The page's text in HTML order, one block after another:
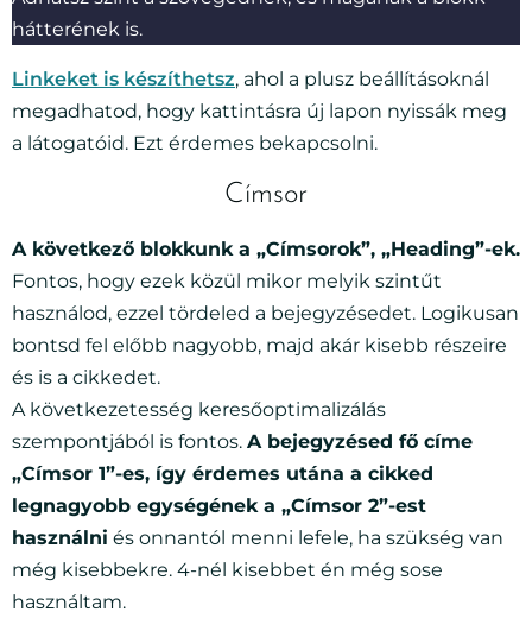
hátterének is.
Linkeket is készíthetsz, ahol a plusz beállításoknál
megadhatod, hogy kattintásra új lapon nyissák meg
a látogatóid. Ezt érdemes bekapcsolni.
Címsor
A következő blokkunk a „Címsorok”, „Heading”-ek.
Fontos, hogy ezek közül mikor melyik szintűt
használod, ezzel tördeled a bejegyzésedet. Logikusan
bontsd fel előbb nagyobb, majd akár kisebb részeire
és is a cikkedet.
A következetesség keresőoptimalizálás
szempontjából is fontos. A bejegyzésed fő címe
„Címsor 1”-es, így érdemes utána a cikked
legnagyobb egységének a „Címsor 2”-est
használni és onnantól menni lefele, ha szükség van
még kisebbekre. 4-nél kisebbet én még sose
használtam.